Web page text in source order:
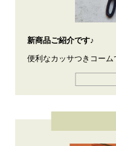
新商品ご紹介です♪
便利なカッサつきコーム